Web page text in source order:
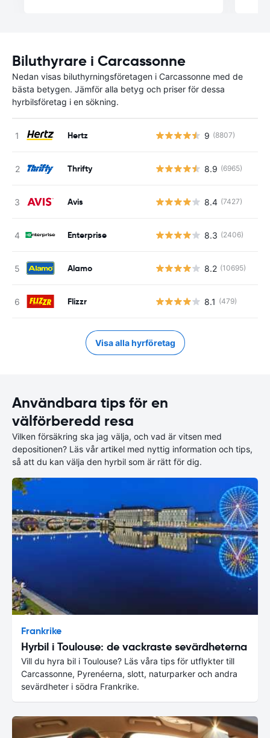
Biluthyrare i Carcassonne
Nedan visas biluthyrningsföretagen i Carcassonne med de
bästa betygen. Jämför alla betyg och priser för dessa
hyrbilsföretag i en sökning.
Hertz 9 (8807)
Thrifty 8.9 (6965)
Avis 8.4 (7427)
Enterprise 8.3 (2406)
Alamo 8.2 (10695)
Flizzr 8.1 (479)
Visa alla hyrföretag
Användbara tips för en
välförberedd resa
Vilken försäkring ska jag välja, och vad är vitsen med
depositionen? Läs vår artikel med nyttig information och tips,
så att du kan välja den hyrbil som är rätt för dig.
Frankrike
Hyrbil i Toulouse: de vackraste sevärdheterna
Vill du hyra bil i Toulouse? Läs våra tips för utflykter till
Carcassonne, Pyrenéerna, slott, naturparker och andra
sevärdheter i södra Frankrike.